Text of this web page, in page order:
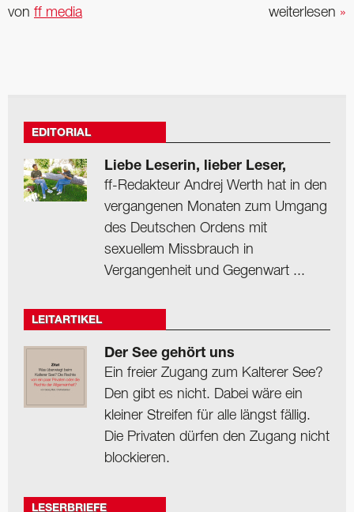
weiterlesen »
von ff media
EDITORIAL
Liebe Leserin, lieber Leser,
ff-Redakteur Andrej Werth hat in den
vergangenen Monaten zum Umgang
des Deutschen Ordens mit
sexuellem Missbrauch in
Vergangenheit und Gegenwart ...
LEITARTIKEL
Der See gehört uns
Ein freier Zugang zum Kalterer See?
Den gibt es nicht. Dabei wäre ein
kleiner Streifen für alle längst fällig.
Die Privaten dürfen den Zugang nicht
blockieren.
LESERBRIEFE